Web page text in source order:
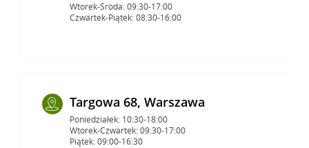
Wtorek-Środa: 09:30-17:00
Czwartek-Piątek: 08:30-16:00
Targowa 68, Warszawa
Poniedziałek: 10:30-18:00
Wtorek-Czwartek: 09:30-17:00
Piątek: 09:00-16:30